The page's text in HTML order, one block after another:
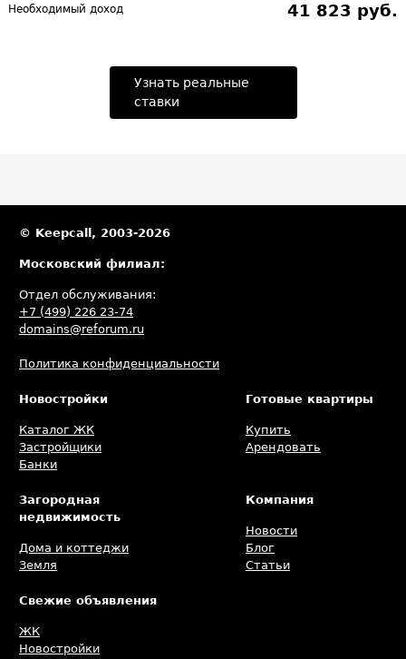
Необходимый доход 41 823 руб.
Узнать реальные
ставки
© Keepcall, 2003-2026
Московский филиал:
Отдел обслуживания:
+7 (499) 226 23-74
domains@reforum.ru
Политика конфиденциальности
Новостройки
Каталог ЖК
Застройщики
Банки
Готовые квартиры
Купить
Арендовать
Загородная
недвижимость
Дома и коттеджи
Земля
Компания
Новости
Блог
Статьи
Свежие объявления
ЖК
Новостройки